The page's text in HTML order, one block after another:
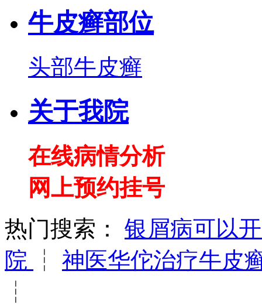
牛皮癣部位
头部牛皮癣
关于我院
在线病情分析
网上预约挂号
热门搜索：
银屑病可以
院
┆ 神医华佗治疗牛皮
┆